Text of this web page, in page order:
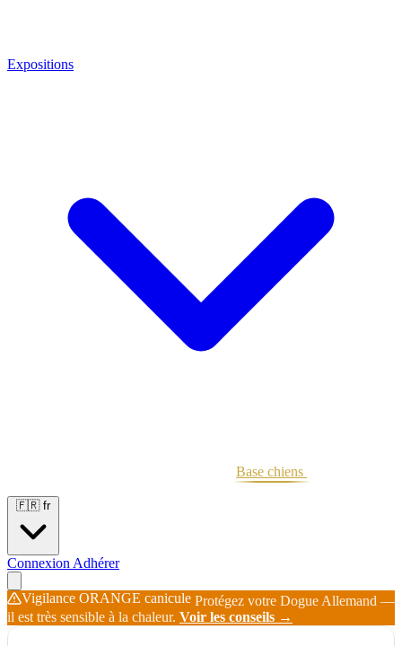
Expositions
Base chiens
🇫🇷 fr
Connexion Adhérer
Vigilance ORANGE canicule Protégez votre Dogue Allemand —
il est très sensible à la chaleur. Voir les conseils →